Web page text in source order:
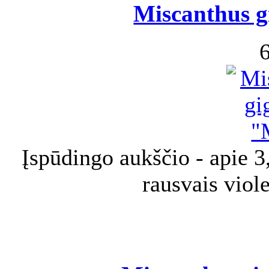
Miscanthus
Įspūdingo aukščio - apie
rausvais